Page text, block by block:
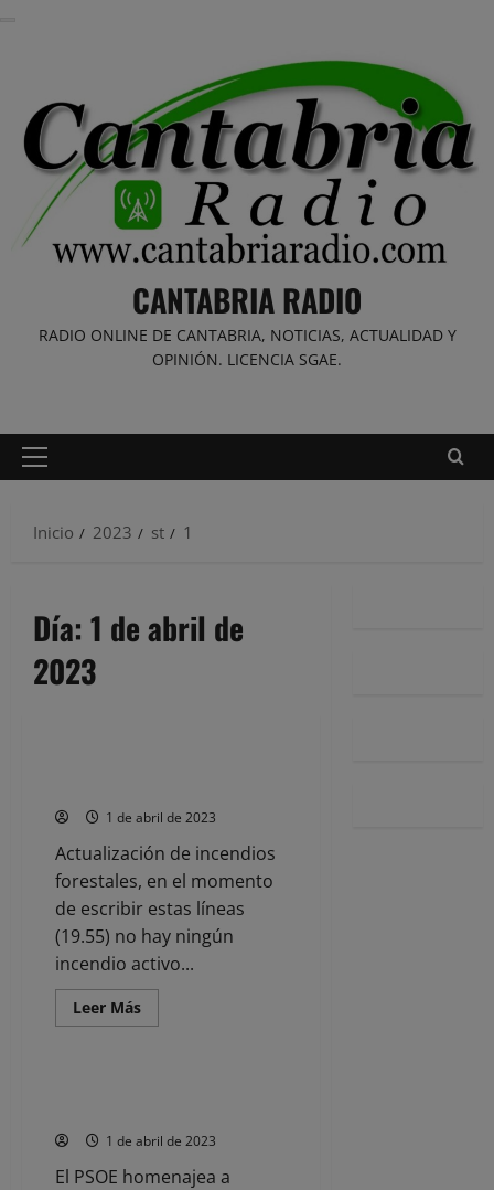
CANTABRIA RADIO
RADIO ONLINE DE CANTABRIA, NOTICIAS, ACTUALIDAD Y
OPINIÓN. LICENCIA SGAE.
Menú
Inicio
2023 st 1
Día: 1 de abril de
2023
1 de abril de 2023
Actualización de incendios
forestales, en el momento
de escribir estas líneas
(19.55) no hay ningún
incendio activo...
Leer MásLeer
más
en
Noticias
1 de abril de 2023
El PSOE homenajea a